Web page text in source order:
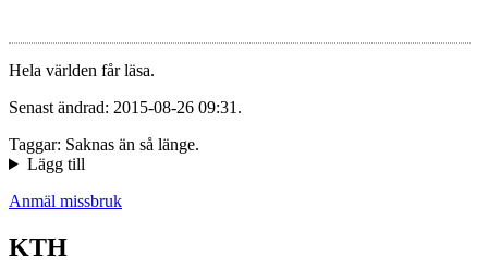
Hela världen får läsa.
Senast ändrad: 2015-08-26 09:31.
Taggar: Saknas än så länge.
Lägg till
Anmäl missbruk
KTH